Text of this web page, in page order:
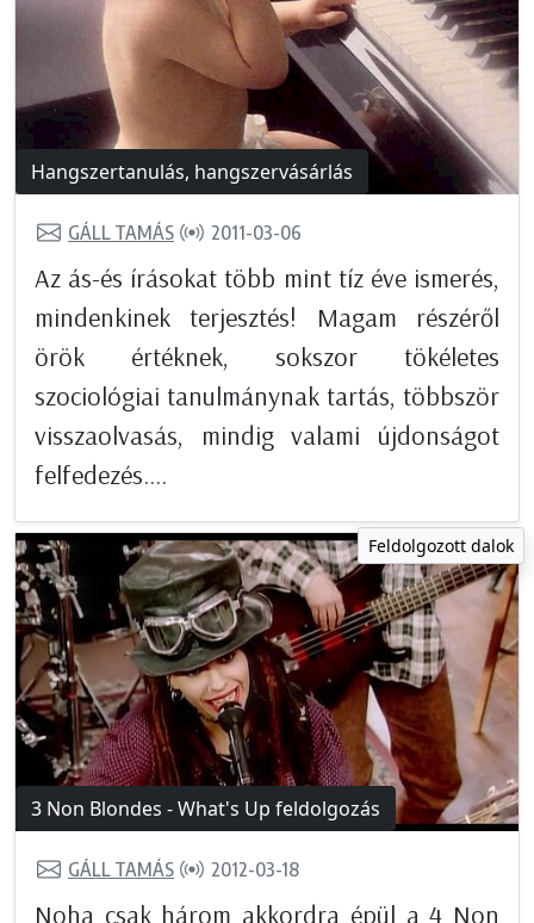
Hangszertanulás, hangszervásárlás
GÁLL TAMÁS 2011-03-06
Az ás-és írásokat több mint tíz éve ismerés,
mindenkinek terjesztés! Magam részéről
örök értéknek, sokszor tökéletes
szociológiai tanulmánynak tartás, többször
visszaolvasás, mindig valami újdonságot
felfedezés....
Feldolgozott dalok
3 Non Blondes - What's Up feldolgozás
GÁLL TAMÁS 2012-03-18
Noha csak három akkordra épül a 4 Non